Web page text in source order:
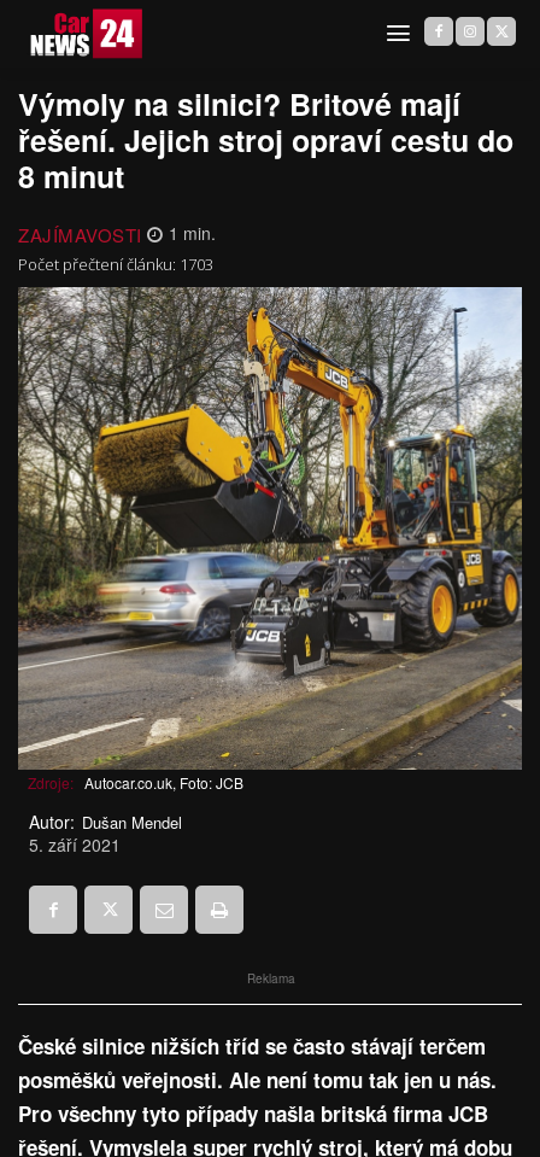
Výmoly na silnici? Britové mají
řešení. Jejich stroj opraví cestu do
8 minut
ZAJÍMAVOSTI 1 min.
Počet přečtení článku: 1703
Zdroje: Autocar.co.uk, Foto: JCB
Autor: Dušan Mendel
5. září 2021
Reklama
České silnice nižších tříd se často stávají terčem
posměšků veřejnosti. Ale není tomu tak jen u nás.
Pro všechny tyto případy našla britská firma JCB
řešení. Vymyslela super rychlý stroj, který má dobu